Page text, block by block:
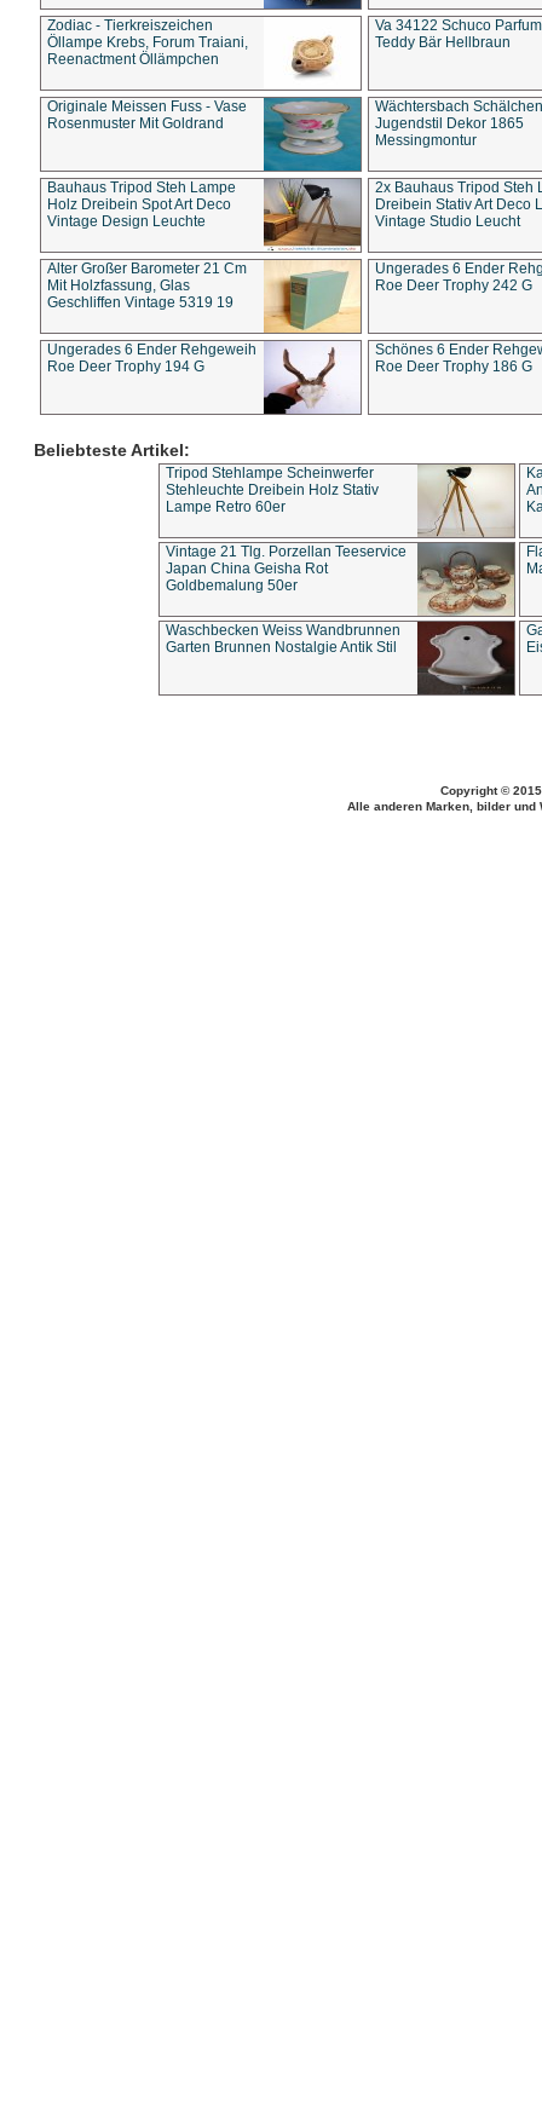
Zodiac - Tierkreiszeichen
Öllampe Krebs, Forum Traiani,
Reenactment Öllämpchen
Va 34122 Schuco
Teddy Bär Hellbraun
Originale Meissen Fuss - Vase
Rosenmuster Mit Goldrand
Wächtersbach Schälchen
Jugendstil Dekor 1865
Messingmontur
Bauhaus Tripod Steh Lampe
Holz Dreibein Spot Art Deco
Vintage Design Leuchte
2x Bauhaus Tripod Steh
Dreibein Stativ Art Deco
Vintage Studio Leucht
Alter Großer Barometer 21 Cm
Mit Holzfassung, Glas
Geschliffen Vintage 5319 19
Ungerades 6 Ender
Roe Deer Trophy 242 G
Ungerades 6 Ender Rehgeweih
Roe Deer Trophy 194 G
Schönes 6 Ender
Roe Deer Trophy 186 G
Beliebteste Artikel:
Tripod Stehlampe Scheinwerfer
Stehleuchte Dreibein Holz Stativ
Lampe Retro 60er
Vintage 21 Tlg. Porzellan Teeservice
Japan China Geisha Rot
Goldbemalung 50er
Waschbecken Weiss Wandbrunnen
Garten Brunnen Nostalgie Antik Stil
Copyright ©
Alle anderen Marken, bilder und